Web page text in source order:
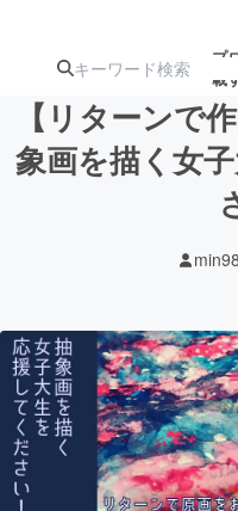
プ
載
注目の
テクノロジー・
映像・映画
【リターンで
象画を描く女
min98